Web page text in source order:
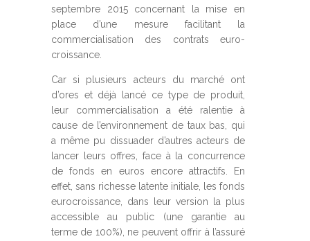
septembre 2015 concernant la mise en
place d’une mesure facilitant la
commercialisation des contrats euro-
croissance.
Car si plusieurs acteurs du marché ont
d’ores et déjà lancé ce type de produit,
leur commercialisation a été ralentie à
cause de l’environnement de taux bas, qui
a même pu dissuader d’autres acteurs de
lancer leurs offres, face à la concurrence
de fonds en euros encore attractifs. En
effet, sans richesse latente initiale, les fonds
eurocroissance, dans leur version la plus
accessible au public (une garantie au
terme de 100%), ne peuvent offrir à l’assuré